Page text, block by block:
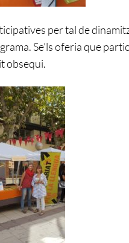
per tal de
Se’ls oferia que
obsequi.